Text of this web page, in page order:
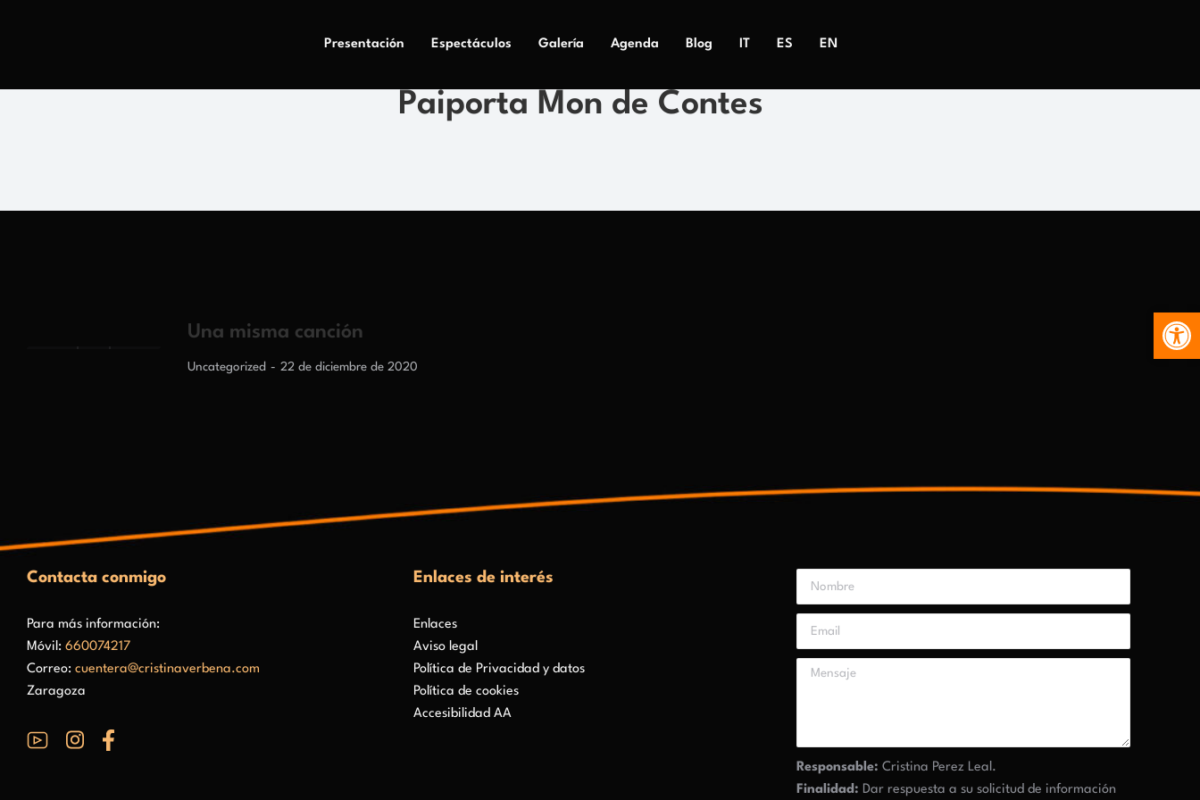
Presentación Espectáculos Galería Agenda Blog IT ES EN
Paiporta Mon de Contes
Una misma canción
Uncategorized 22 de diciembre de 2020
Contacta conmigo
Para más información:
Móvil: 660074217
Correo: cuentera@cristinaverbena.com
Zaragoza
Enlaces de interés
Enlaces
Aviso legal
Política de Privacidad y datos
Política de cookies
Accesibilidad AA
Responsable: Cristina Perez Leal.
Finalidad: Dar respuesta a su solicitud de información